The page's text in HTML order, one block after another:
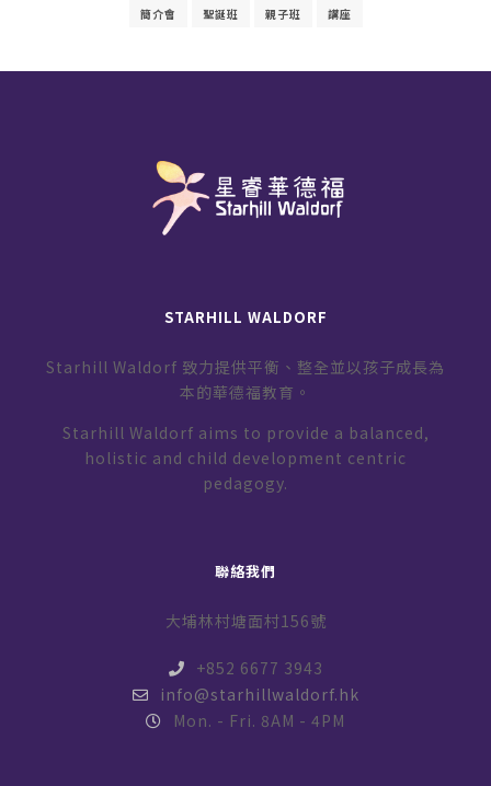
簡介會
聖誕班 親子班 講座
STARHILL WALDORF
Starhill Waldorf 致力提供平衡、整全並以孩子成長為
本的華德福教育。
Starhill Waldorf aims to provide a balanced,
holistic and child development centric
pedagogy.
聯絡我們
大埔林村塘面村156號
+852 6677 3943
info@starhillwaldorf.hk
Mon. - Fri. 8AM - 4PM